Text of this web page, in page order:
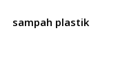
sampah plastik